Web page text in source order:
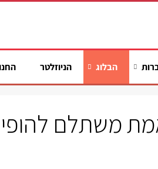
הבלוג הניוזלטר
משתלם